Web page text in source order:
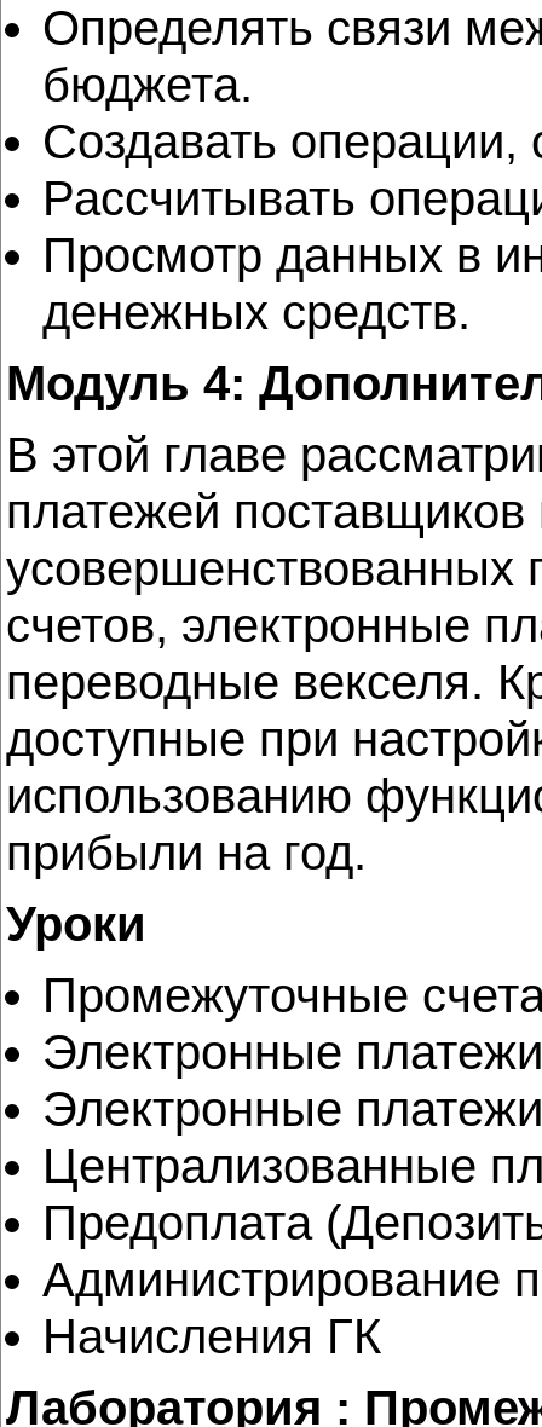
Определять связи
бюджета.
Создавать
Рассчитывать
Просмотр данных в
денежных средств.
Модуль 4:
В этой главе
платежей
усовершенствованных
счетов, электронные
переводные векселя.
доступные при
использованию
прибыли на год.
Уроки
Промежуточные
Электронные
Электронные
Централизованные
Предоплата
Администрирование
Начисления ГК
Лаборатория :